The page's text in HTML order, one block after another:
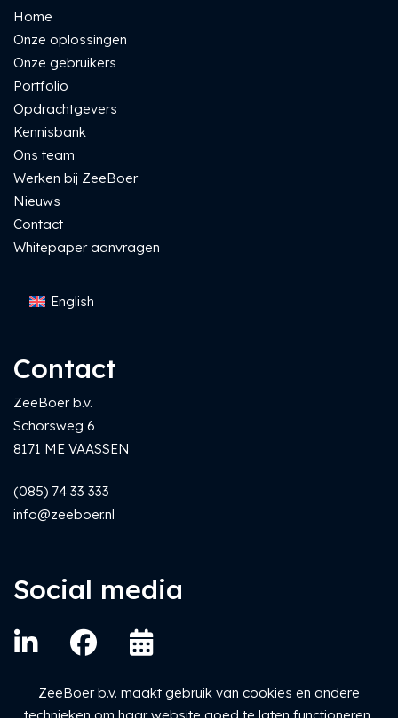
Home
Onze oplossingen
Onze gebruikers
Portfolio
Opdrachtgevers
Kennisbank
Ons team
Werken bij ZeeBoer
Nieuws
Contact
Whitepaper aanvragen
English
Contact
ZeeBoer b.v.
Schorsweg 6
8171 ME VAASSEN
(085) 74 33 333
info@zeeboer.nl
Social media
ZeeBoer b.v. maakt gebruik van cookies en andere